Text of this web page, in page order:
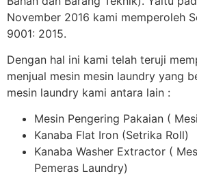
November 2016 kami memperoleh
9001: 2015.
Dengan hal ini kami telah teruji
menjual mesin mesin laundry yang
mesin laundry kami antara lain :
Mesin Pengering Pakaian (
Kanaba Flat Iron (Setrika Roll)
Kanaba Washer Extractor (
Pemeras Laundry)